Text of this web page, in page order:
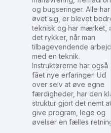
og bugseringer. Alle har
øvet sig, er blevet
teknisk og har mærket,
det rykker, når man
tilbagevendende
med en teknik.
Instruktørerne har også
fået nye erfaringer. Ud
over selv at øve egne
færdigheder, har den
struktur gjort det nemt at
give program, lege og
øvelser en fælles